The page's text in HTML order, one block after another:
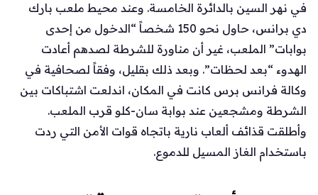
في نهر السين بالدائرة الخامسة. وعند محيط ملعب بارك
دي برانس، حاول نحو 150 شخصاً “الدخول من إحدى
بوابات” الملعب، غير أن مناورة للشرطة لصدهم أعادت
الهدوء “بعد لحظات”. وبعد ذلك بقليل، وفقاً لصحافية في
وكالة فرانس برس كانت في المكان، اندلعت اشتباكات بين
الشرطة ومشجعين عند بوابة سان-كلو قرب الملعب.
وأطلقت قذائف ألعاب نارية باتجاه قوات الأمن التي ردت
باستخدام الغاز المسيل للدموع.